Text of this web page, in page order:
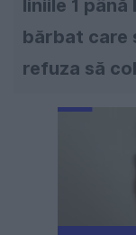
liniile 1
bărbat care
refuza să